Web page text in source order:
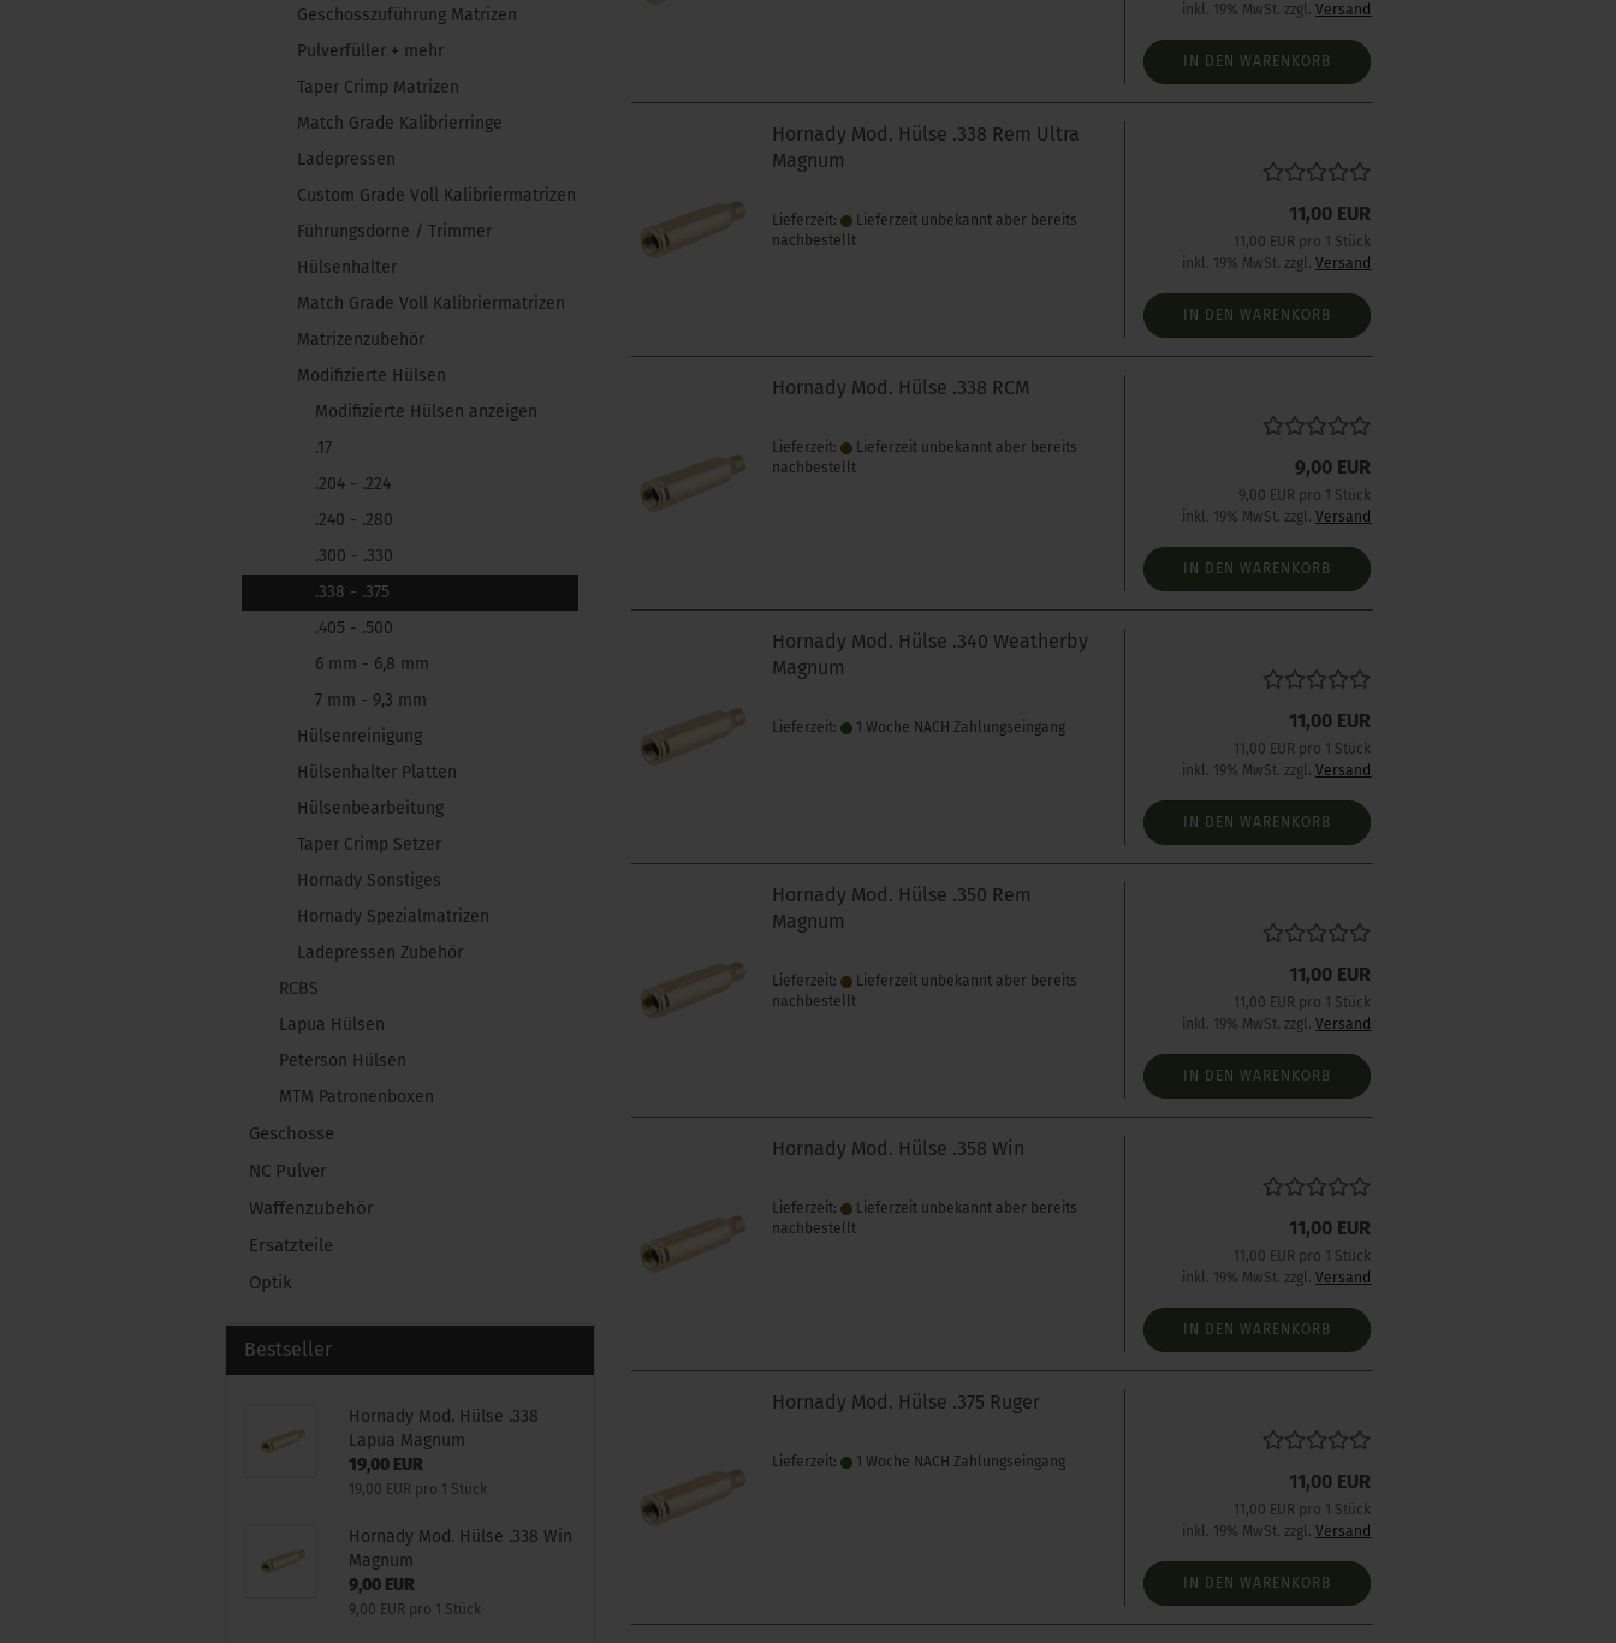
inkl. 19% MwSt. zzgl.Versand
IN DEN WARENKORB
Hornady Mod. Hülse .338 Rem Ultra
Magnum
Lieferzeit:
Lieferzeit unbekannt aber bereits
nachbestellt
11,00 EUR
11,00 EUR pro 1 Stück
inkl. 19% MwSt. zzgl.Versand
IN DEN WARENKORB
Hornady Mod. Hülse .338 RCM
Lieferzeit:
Lieferzeit unbekannt aber bereits
nachbestellt
9,00 EUR
9,00 EUR pro 1 Stück
inkl. 19% MwSt. zzgl.Versand
IN DEN WARENKORB
Hornady Mod. Hülse .340 Weatherby
Magnum
Lieferzeit: 1 Woche NACH Zahlungseingang 11,00 EUR
11,00 EUR pro 1 Stück
inkl. 19% MwSt. zzgl.Versand
IN DEN WARENKORB
Hornady Mod. Hülse .350 Rem
Magnum
Lieferzeit:
Lieferzeit unbekannt aber bereits
nachbestellt
11,00 EUR
11,00 EUR pro 1 Stück
inkl. 19% MwSt. zzgl.Versand
IN DEN WARENKORB
Hornady Mod. Hülse .358 Win
Lieferzeit:
Lieferzeit unbekannt aber bereits
nachbestellt
11,00 EUR
11,00 EUR pro 1 Stück
inkl. 19% MwSt. zzgl.Versand
IN DEN WARENKORB
Hornady Mod. Hülse .375 Ruger
Lieferzeit: 1 Woche NACH Zahlungseingang
11,00 EUR
11,00 EUR pro 1 Stück
inkl. 19% MwSt. zzgl.Versand
IN DEN WARENKORB
Geschosszuführung Matrizen
Pulverfüller + mehr
Taper Crimp Matrizen
Match Grade Kalibrierringe
Ladepressen
Custom Grade Voll Kalibriermatrizen
Führungsdorne / Trimmer
Hülsenhalter
Match Grade Voll Kalibriermatrizen
Matrizenzubehör
Modifizierte Hülsen
Modifizierte Hülsen anzeigen
.17
.204 - .224
.240 - .280
.300 - .330
.338 - .375
.405 - .500
6 mm - 6,8 mm
7 mm - 9,3 mm
Hülsenreinigung
Hülsenhalter Platten
Hülsenbearbeitung
Taper Crimp Setzer
Hornady Sonstiges
Hornady Spezialmatrizen
Ladepressen Zubehör
RCBS
Lapua Hülsen
Peterson Hülsen
MTM Patronenboxen
Geschosse
NC Pulver
Waffenzubehör
Ersatzteile
Optik
Bestseller
Hornady Mod. Hülse .338
Lapua Magnum
19,00 EUR
19,00 EUR pro 1 Stück
Hornady Mod. Hülse .338 Win
Magnum
9,00 EUR
9,00 EUR pro 1 Stück